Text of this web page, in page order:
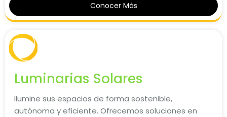
Conocer Más
Luminarias Solares
Ilumine sus espacios de forma sostenible,
autónoma y eficiente. Ofrecemos soluciones en